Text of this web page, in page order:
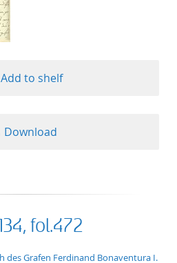
Add to shelf
Download
fol.472
des Grafen Ferdinand Bonaventura I.